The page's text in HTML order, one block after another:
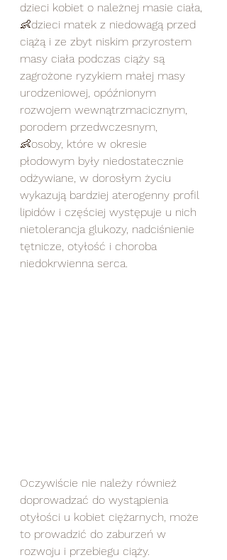
dzieci kobiet o należnej masie ciała,
👶dzieci matek z niedowagą przed
ciążą i ze zbyt niskim przyrostem
masy ciała podczas ciąży są
zagrożone ryzykiem małej masy
urodzeniowej, opóźnionym
rozwojem wewnątrzmacicznym,
porodem przedwczesnym,
👶osoby, które w okresie
płodowym były niedostatecznie
odżywiane, w dorosłym życiu
wykazują bardziej aterogenny profil
lipidów i częściej występuje u nich
nietolerancja glukozy, nadciśnienie
tętnicze, otyłość i choroba
niedokrwienna serca.
Oczywiście nie należy również
doprowadzać do wystąpienia
otyłości u kobiet ciężarnych, może
to prowadzić do zaburzeń w
rozwoju i przebiegu ciąży.